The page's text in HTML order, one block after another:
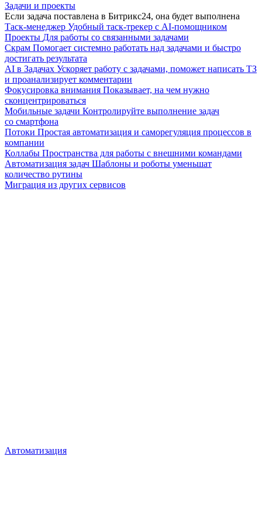
Задачи и проекты
Если задача поставлена в Битрикс24, она будет выполнена
Таск-менеджер Удобный таск-трекер с AI-помощником
Проекты Для работы со связанными задачами
Скрам Помогает системно работать над задачами и быстро
достигать результата
AI в Задачах Ускоряет работу с задачами, поможет написать ТЗ
и проанализирует комментарии
Фокусировка внимания Показывает, на чем нужно
сконцентрироваться
Мобильные задачи Контролируйте выполнение задач
со смартфона
Потоки Простая автоматизация и саморегуляция процессов в
компании
Коллабы Пространства для работы с внешними командами
Автоматизация задач Шаблоны и роботы уменьшат
количество рутины
Миграция из других сервисов
Автоматизация